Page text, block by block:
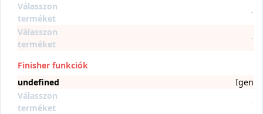
Válasszon
terméket
-
Válasszon
terméket
-
Finisher funkciók
undefined
Igen
Válasszon
terméket
-